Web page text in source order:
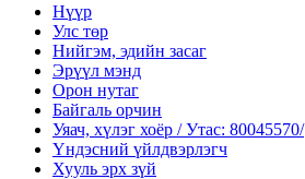
Нүүр
Улс төр
Нийгэм, эдийн засаг
Эрүүл мэнд
Орон нутаг
Байгаль орчин
Уяач, хүлэг хоёр / Утас: 80045570/
Үндэсний үйлдвэрлэгч
Хууль эрх зүй